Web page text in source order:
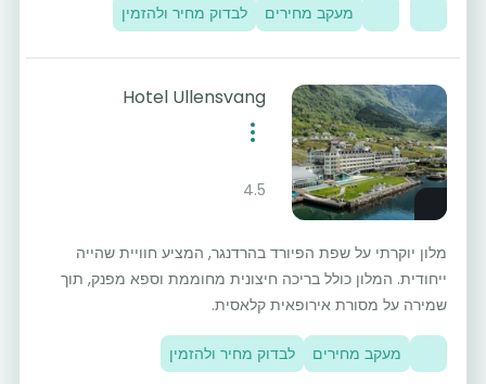
מעקב מחירים לבדוק מחיר ולהזמין
Hotel Ullensvang
4.5
מלון יוקרתי על שפת הפיורד בהרדנגר, המציע חוויית שהייה
ייחודית. המלון כולל בריכה חיצונית מחוממת וספא מפנק, תוך
שמירה על מסורת אירופאית קלאסית.
מעקב מחירים לבדוק מחיר ולהזמין